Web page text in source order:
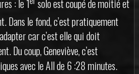
: le 1 solo est coupé de moitié et
Dans le fond, c’est pratiquement
car c’est elle qui doit
Du coup, Geneviève, c’est
avec le All de 6 :28 minutes.